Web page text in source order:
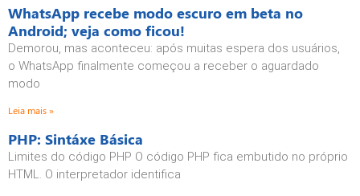
WhatsApp recebe modo escuro em beta no
Android; veja como ficou!
Demorou, mas aconteceu: após muitas espera dos usuários,
o WhatsApp finalmente começou a receber o aguardado
modo
Leia mais »
PHP: Sintáxe Básica
Limites do código PHP O código PHP fica embutido no próprio
HTML. O interpretador identifica